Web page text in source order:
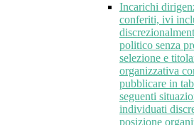
Incarichi
conferiti, ivi
politico senza
selezione e
organizzativa
pubblicare in
seguenti
individuati
posizione